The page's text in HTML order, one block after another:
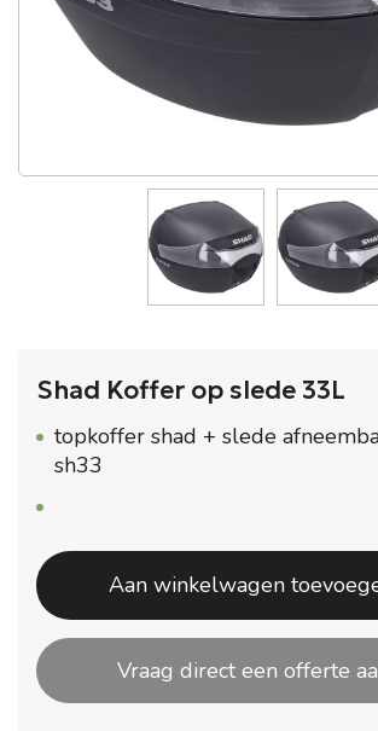
Shad Koffer op slede 33L
topkoffer shad + slede
sh33
Aan winkelwagen
Vraag direct een offerte